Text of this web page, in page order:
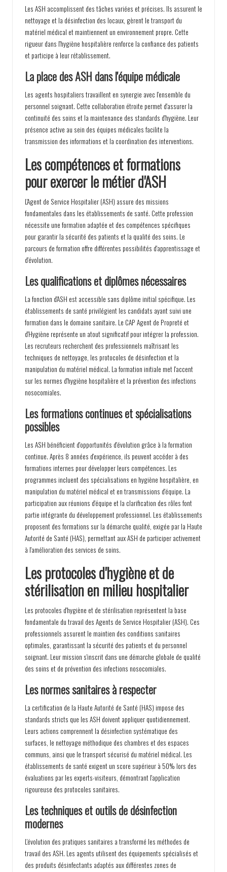
Les ASH accomplissent des tâches variées et précises. Ils assurent le
nettoyage et la désinfection des locaux, gèrent le transport du
matériel médical et maintiennent un environnement propre. Cette
rigueur dans l'hygiène hospitalière renforce la confiance des patients
et participe à leur rétablissement.
La place des ASH dans l'équipe médicale
Les agents hospitaliers travaillent en synergie avec l'ensemble du
personnel soignant. Cette collaboration étroite permet d'assurer la
continuité des soins et la maintenance des standards d'hygiène. Leur
présence active au sein des équipes médicales facilite la
transmission des informations et la coordination des interventions.
Les compétences et formations
pour exercer le métier d'ASH
L'Agent de Service Hospitalier (ASH) assure des missions
fondamentales dans les établissements de santé. Cette profession
nécessite une formation adaptée et des compétences spécifiques
pour garantir la sécurité des patients et la qualité des soins. Le
parcours de formation offre différentes possibilités d'apprentissage et
d'évolution.
Les qualifications et diplômes nécessaires
La fonction d'ASH est accessible sans diplôme initial spécifique. Les
établissements de santé privilégient les candidats ayant suivi une
formation dans le domaine sanitaire. Le CAP Agent de Propreté et
d'Hygiène représente un atout significatif pour intégrer la profession.
Les recruteurs recherchent des professionnels maîtrisant les
techniques de nettoyage, les protocoles de désinfection et la
manipulation du matériel médical. La formation initiale met l'accent
sur les normes d'hygiène hospitalière et la prévention des infections
nosocomiales.
Les formations continues et spécialisations
possibles
Les ASH bénéficient d'opportunités d'évolution grâce à la formation
continue. Après 8 années d'expérience, ils peuvent accéder à des
formations internes pour développer leurs compétences. Les
programmes incluent des spécialisations en hygiène hospitalière, en
manipulation du matériel médical et en transmissions d'équipe. La
participation aux réunions d'équipe et la clarification des rôles font
partie intégrante du développement professionnel. Les établissements
proposent des formations sur la démarche qualité, exigée par la Haute
Autorité de Santé (HAS), permettant aux ASH de participer activement
à l'amélioration des services de soins.
Les protocoles d'hygiène et de
stérilisation en milieu hospitalier
Les protocoles d'hygiène et de stérilisation représentent la base
fondamentale du travail des Agents de Service Hospitalier (ASH). Ces
professionnels assurent le maintien des conditions sanitaires
optimales, garantissant la sécurité des patients et du personnel
soignant. Leur mission s'inscrit dans une démarche globale de qualité
des soins et de prévention des infections nosocomiales.
Les normes sanitaires à respecter
La certification de la Haute Autorité de Santé (HAS) impose des
standards stricts que les ASH doivent appliquer quotidiennement.
Leurs actions comprennent la désinfection systématique des
surfaces, le nettoyage méthodique des chambres et des espaces
communs, ainsi que le transport sécurisé du matériel médical. Les
établissements de santé exigent un score supérieur à 50% lors des
évaluations par les experts-visiteurs, démontrant l'application
rigoureuse des protocoles sanitaires.
Les techniques et outils de désinfection
modernes
L'évolution des pratiques sanitaires a transformé les méthodes de
travail des ASH. Les agents utilisent des équipements spécialisés et
des produits désinfectants adaptés aux différentes zones de